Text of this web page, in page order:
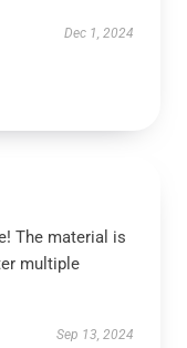
Dec 1, 2024
The material is
multiple
Sep 13, 2024